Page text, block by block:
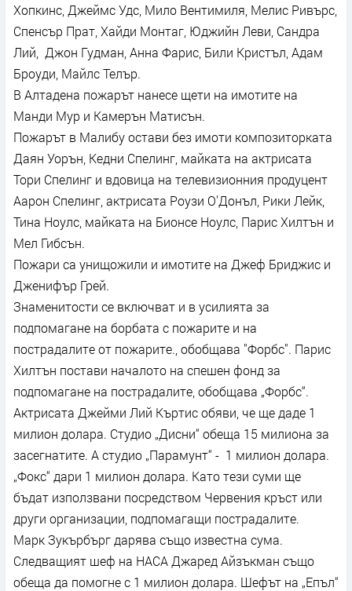
Хопкинс, Джеймс Удс, Мило Вентимиля, Мелис Ривърс,
Спенсър Прат, Хайди Монтаг, Юджийн Леви, Сандра
Лий, Джон Гудман, Анна Фарис, Били Кристъл, Адам
Броуди, Майлс Телър.
В Алтадена пожарът нанесе щети на имотите на
Манди Мур и Камерън Матисън.
Пожарът в Малибу остави без имоти композиторката
Даян Уорън, Кедни Спелинг, майката на актрисата
Тори Спелинг и вдовица на телевизионния продуцент
Аарон Спелинг, актрисата Роузи О’Донъл, Рики Лейк,
Тина Ноулс, майката на Бионсе Ноулс, Парис Хилтън и
Мел Гибсън.
Пожари са унищожили и имотите на Джеф Бриджис и
Дженифър Грей.
Знаменитости се включват и в усилията за
подпомагане на борбата с пожарите и на
пострадалите от пожарите., обобщава "Форбс". Парис
Хилтън постави началото на спешен фонд за
подпомагане на пострадалите, обобщава „Форбс“.
Актрисата Джейми Лий Къртис обяви, че ще даде 1
милион долара. Студио „Дисни“ обеща 15 милиона за
засегнатите. А студио „Парамунт“ - 1 милион долара.
„Фокс“ дари 1 милион долара. Като тези суми ще
бъдат използвани посредством Червения кръст или
други организации, подпомагащи пострадалите.
Марк Зукърбърг дарява също известна сума.
Следващият шеф на НАСА Джаред Айзъкман също
обеща да помогне с 1 милион долара. Шефът на „Епъл“